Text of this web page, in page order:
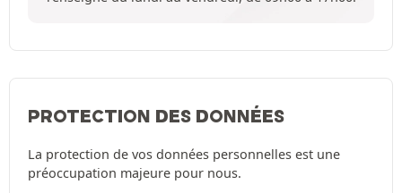
PROTECTION DES DONNÉES
La protection de vos données personnelles est une
préoccupation majeure pour nous.